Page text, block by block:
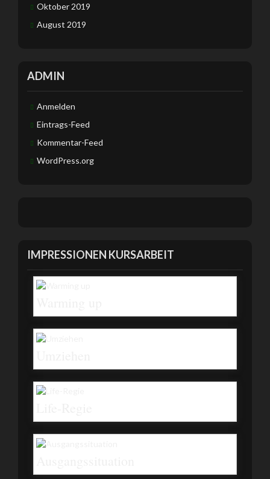
Oktober 2019
August 2019
ADMIN
Anmelden
Eintrags-Feed
Kommentar-Feed
WordPress.org
IMPRESSIONEN KURSARBEIT